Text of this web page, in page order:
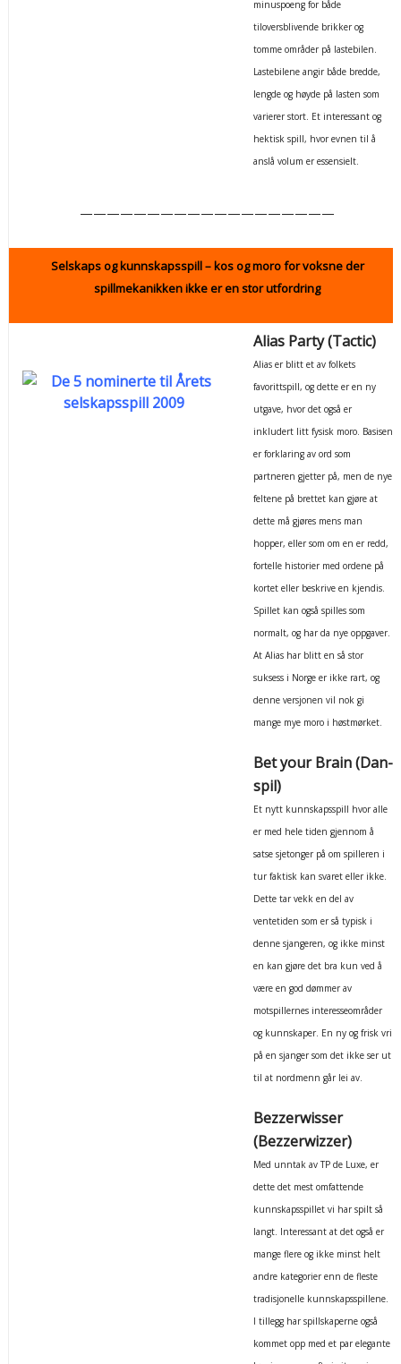
minuspoeng for både
tiloversblivende brikker og
tomme områder på lastebilen.
Lastebilene angir både bredde,
lengde og høyde på lasten som
varierer stort. Et interessant og
hektisk spill, hvor evnen til å
anslå volum er essensielt.
———————————————————
Selskaps og kunnskapsspill – kos og moro for voksne der
spillmekanikken ikke er en stor utfordring
Alias Party (Tactic)
Alias er blitt et av folkets
favorittspill, og dette er en ny
utgave, hvor det også er
inkludert litt fysisk moro. Basisen
er forklaring av ord som
partneren gjetter på, men de nye
feltene på brettet kan gjøre at
dette må gjøres mens man
hopper, eller som om en er redd,
fortelle historier med ordene på
kortet eller beskrive en kjendis.
Spillet kan også spilles som
normalt, og har da nye oppgaver.
At Alias har blitt en så stor
suksess i Norge er ikke rart, og
denne versjonen vil nok gi
mange mye moro i høstmørket.
Bet your Brain (Dan-
spil)
Et nytt kunnskapsspill hvor alle
er med hele tiden gjennom å
satse sjetonger på om spilleren i
tur faktisk kan svaret eller ikke.
Dette tar vekk en del av
ventetiden som er så typisk i
denne sjangeren, og ikke minst
en kan gjøre det bra kun ved å
være en god dømmer av
motspillernes interesseområder
og kunnskaper. En ny og frisk vri
på en sjanger som det ikke ser ut
til at nordmenn går lei av.
Bezzerwisser
(Bezzerwizzer)
Med unntak av TP de Luxe, er
dette det mest omfattende
kunnskapsspillet vi har spilt så
langt. Interessant at det også er
mange flere og ikke minst helt
andre kategorier enn de fleste
tradisjonelle kunnskapsspillene.
I tillegg har spillskaperne også
kommet opp med et par elegante